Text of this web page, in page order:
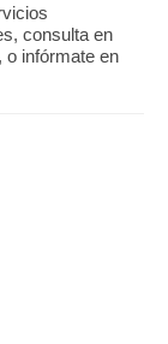
consulta en
o infórmate en